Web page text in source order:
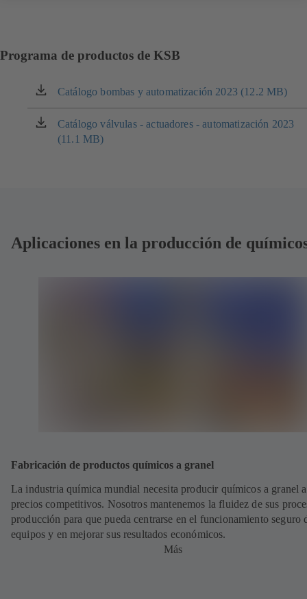
Programa de productos de KSB
Catálogo bombas y automatización 2023 (12.2 MB)
(se
abre
en
una
Catálogo válvulas - actuadores - automatización 2023
(11.1 MB)
(se
abre
Aplicaciones en la producción de
Fabricación de productos químicos a granel
La industria química mundial necesita producir químicos a granel a
precios competitivos. Nosotros mantenemos la fluidez de sus
producción para que pueda centrarse en el funcionamiento seguro
equipos y en mejorar sus resultados económicos.
Más